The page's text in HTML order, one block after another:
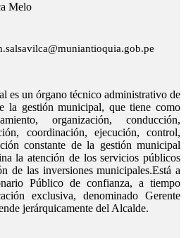
Melo
es un órgano técnico administrativo de
la gestión municipal, que tiene como
organización, conducción,
coordinación, ejecución, control,
constante de la gestión municipal
la atención de los servicios públicos
de las inversiones municipales.Está a
Público de confianza, a tiempo
exclusiva, denominado Gerente
jerárquicamente del Alcalde.